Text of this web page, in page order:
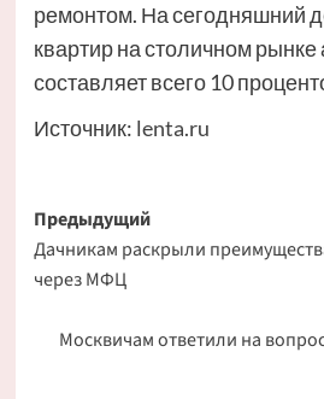
ремонтом. На сегодняшний
квартир на столичном
составляет всего 10
Источник: lenta.ru
Навигация
записи
Предыдущий
Дачникам раскрыли
через МФЦ
Москвичам ответили на